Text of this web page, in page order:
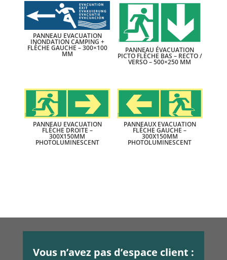
PANNEAU EVACUATION
INONDATION CAMPING +
FLÈCHE GAUCHE – 300×100
MM PANNEAU ÉVACUATION
PICTO FLÈCHE BAS – RECTO /
VERSO – 500×250 MM
PANNEAU EVACUATION
FLÈCHE DROITE –
300X150MM
PHOTOLUMINESCENT
PANNEAUX EVACUATION
FLÈCHE GAUCHE –
300X150MM
PHOTOLUMINESCENT
Vous n’avez pas d’espace client :